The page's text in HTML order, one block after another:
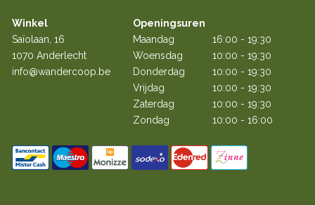
Winkel
Openingsuren
Saïolaan, 16
Maandag
16:00 - 19:30
1070 Anderlecht
Woensdag
10:00 - 19:30
info@wandercoop.be
Donderdag
10:00 - 19:30
Vrijdag
10:00 - 19:30
Zaterdag
10:00 - 19:30
Zondag
10:00 - 16:00